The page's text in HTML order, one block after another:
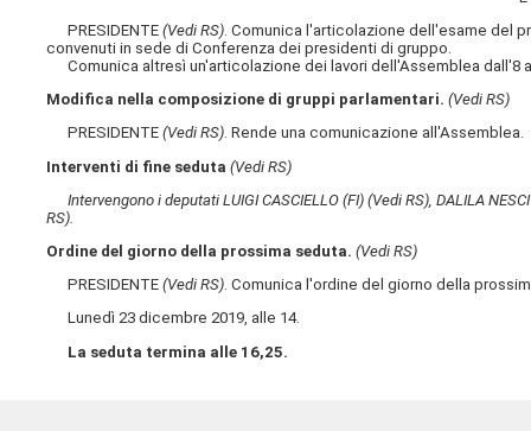
PRESIDENTE(Vedi RS). Comunica l'articolazione dell'esame del
convenuti in sede di Conferenza dei presidenti di gruppo.
Comunica altresì un'articolazione dei lavori dell'Assemblea dall'8
Modifica nella composizione di gruppi parlamentari.(Vedi RS)
PRESIDENTE(Vedi RS). Rende una comunicazione all'Assemblea.
Interventi di fine seduta(Vedi RS)
Intervengono i deputati LUIGI CASCIELLO (FI)(Vedi RS) , DALILA
RS)
Ordine del giorno della prossima seduta.(Vedi RS)
PRESIDENTE(Vedi RS). Comunica l'ordine del giorno della
Lunedì 23 dicembre 2019, alle 14.
La seduta termina alle 16,25.